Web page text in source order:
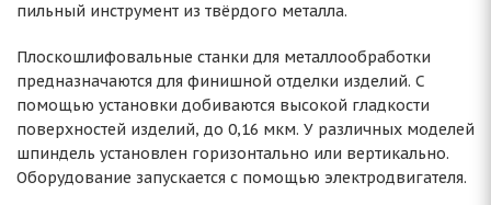
пильный инструмент из твёрдого металла.
Плоскошлифовальные станки для металлообработки
предназначаются для финишной отделки изделий. С
помощью установки добиваются высокой гладкости
поверхностей изделий, до 0,16 мкм. У различных моделей
шпиндель установлен горизонтально или вертикально.
Оборудование запускается с помощью электродвигателя.